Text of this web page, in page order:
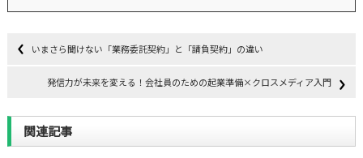
いまさら聞けない「業務委託契約」と「請負契約」の違い
発信力が未来を変える！会社員のための起業準備×クロスメディア入門
関連記事